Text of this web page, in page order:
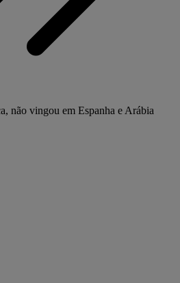
não vingou em Espanha e Arábia